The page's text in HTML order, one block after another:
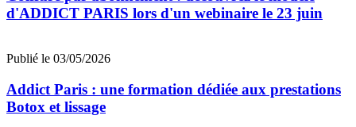
d'ADDICT PARIS lors d'un webinaire le 23 juin
Publié le 03/05/2026
Addict Paris : une formation dédiée aux prestations
Botox et lissage